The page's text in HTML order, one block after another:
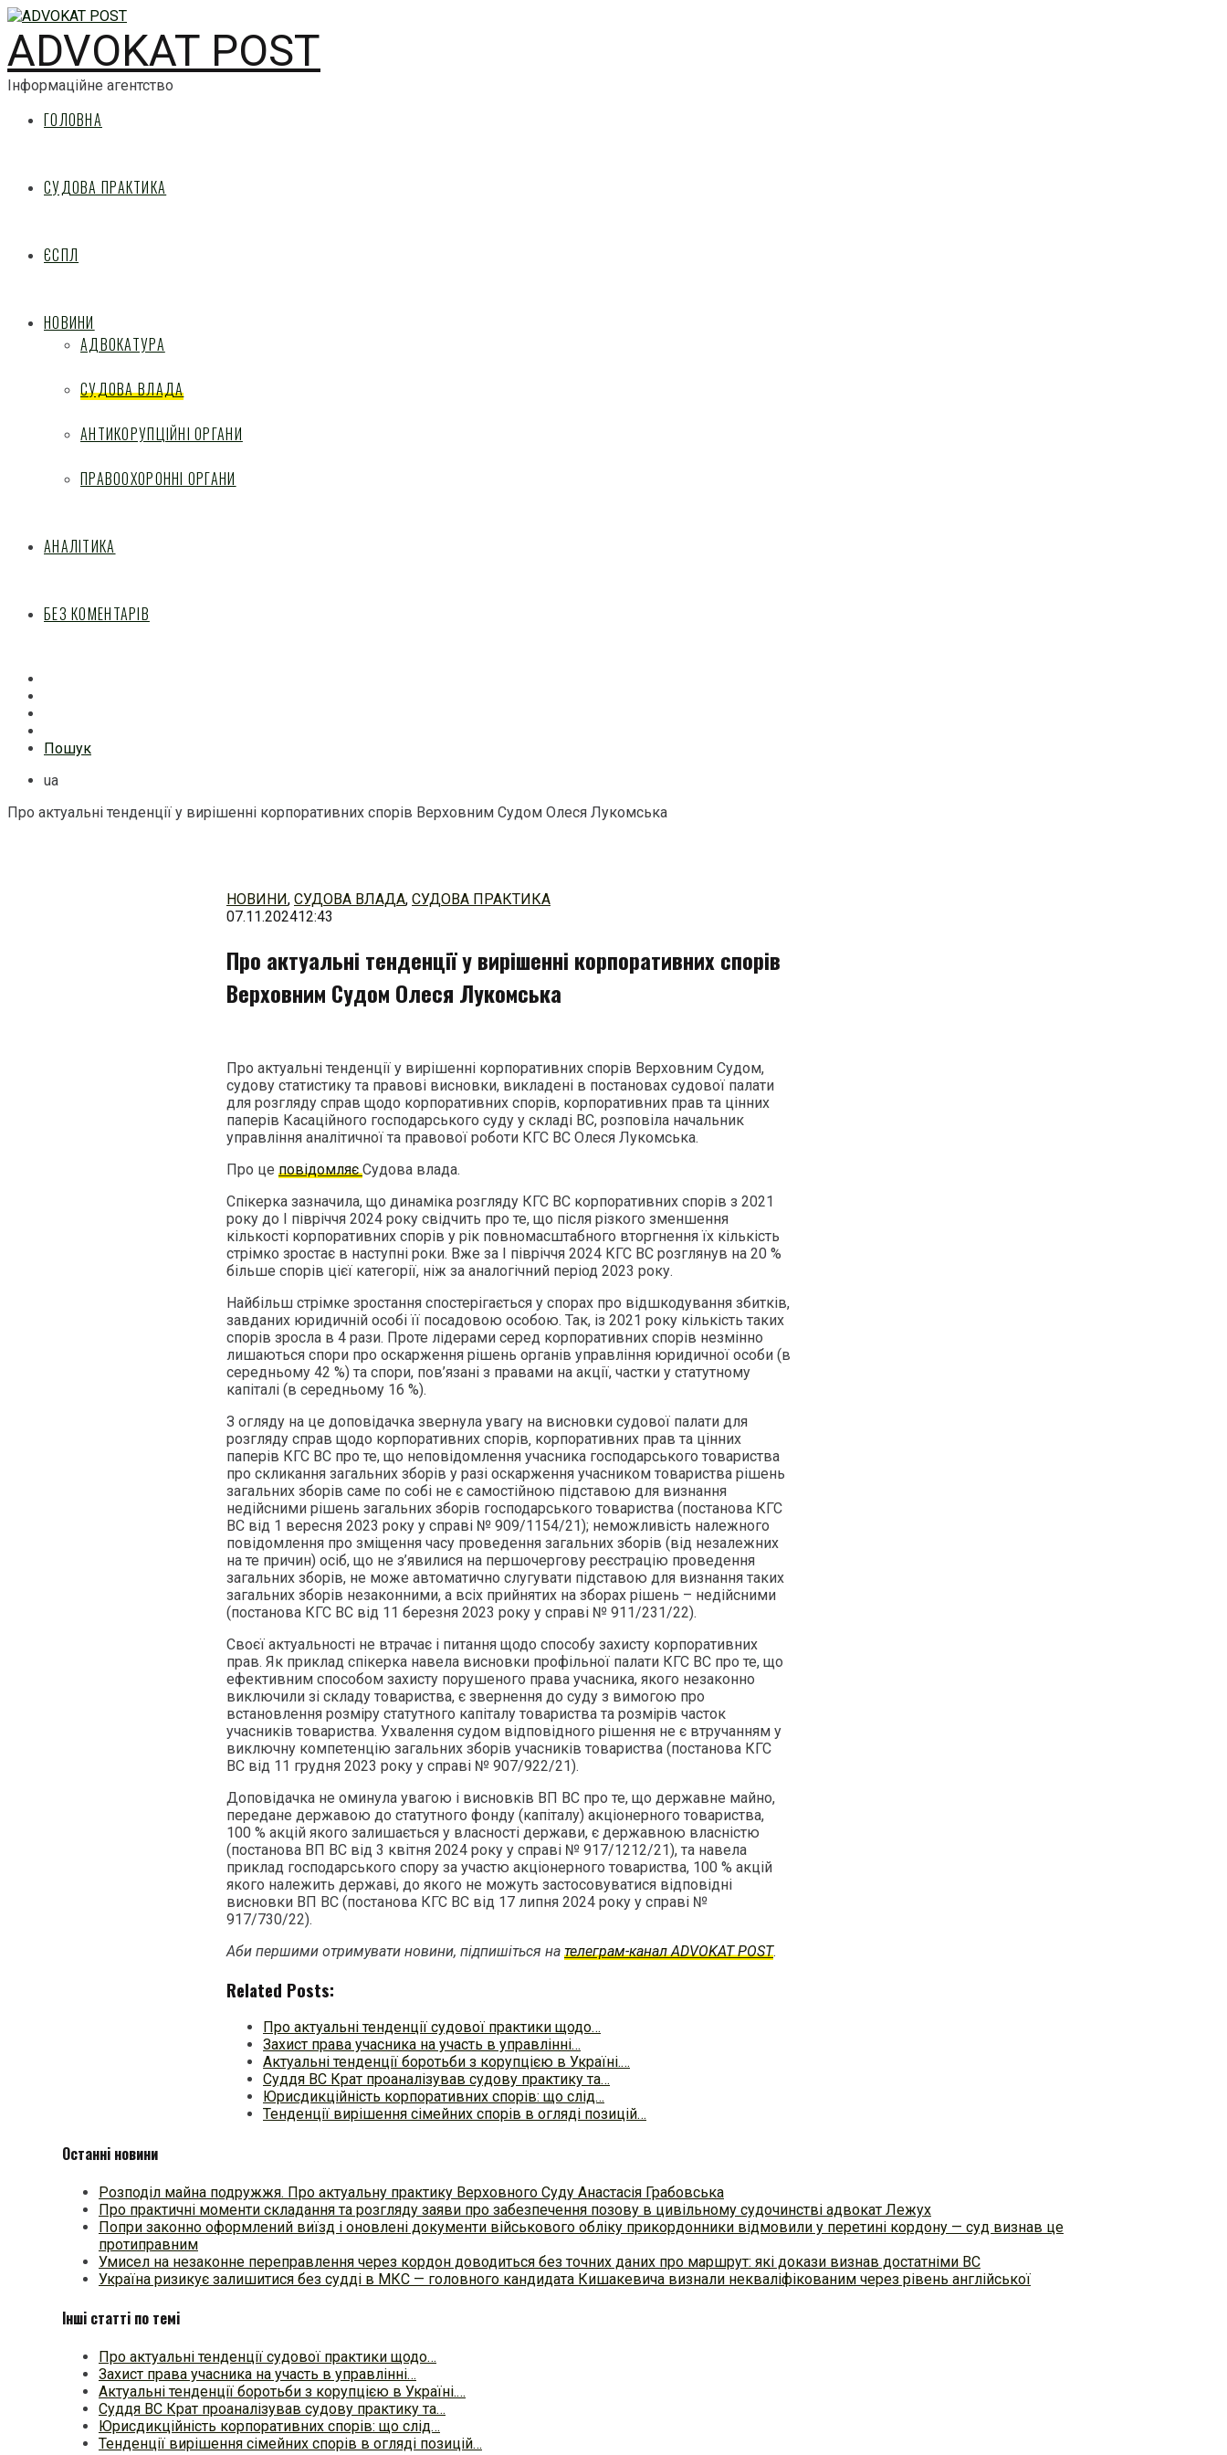
ADVOKAT POST
Інформаційне агентство
ГОЛОВНА
СУДОВА ПРАКТИКА
ЄСПЛ
НОВИНИ
АДВОКАТУРА
СУДОВА ВЛАДА
АНТИКОРУПЦІЙНІ ОРГАНИ
ПРАВООХОРОННІ ОРГАНИ
АНАЛІТИКА
БЕЗ КОМЕНТАРІВ
Пошук
ua
Про актуальні тенденції у вирішенні корпоративних спорів Верховним Судом Олеся Лукомська
НОВИНИ, СУДОВА ВЛАДА, СУДОВА ПРАКТИКА
07.11.202412:43
Про актуальні тенденції у вирішенні корпоративних спорів
Верховним Судом Олеся Лукомська
Про актуальні тенденції у вирішенні корпоративних спорів Верховним Судом,
судову статистику та правові висновки, викладені в постановах судової палати
для розгляду справ щодо корпоративних спорів, корпоративних прав та цінних
паперів Касаційного господарського суду у складі ВС, розповіла начальник
управління аналітичної та правової роботи КГС ВС Олеся Лукомська.
Про це повідомляєСудова влада.
Спікерка зазначила, що динаміка розгляду КГС ВС корпоративних спорів з 2021
року до І півріччя 2024 року свідчить про те, що після різкого зменшення
кількості корпоративних спорів у рік повномасштабного вторгнення їх кількість
стрімко зростає в наступні роки. Вже за І півріччя 2024 КГС ВС розглянув на 20 %
більше спорів цієї категорії, ніж за аналогічний період 2023 року.
Найбільш стрімке зростання спостерігається у спорах про відшкодування збитків,
завданих юридичній особі її посадовою особою. Так, із 2021 року кількість таких
спорів зросла в 4 рази. Проте лідерами серед корпоративних спорів незмінно
лишаються спори про оскарження рішень органів управління юридичної особи (в
середньому 42 %) та спори, пов’язані з правами на акції, частки у статутному
капіталі (в середньому 16 %).
З огляду на це доповідачка звернула увагу на висновки судової палати для
розгляду справ щодо корпоративних спорів‚ корпоративних прав та цінних
паперів КГС ВС про те, що неповідомлення учасника господарського товариства
про скликання загальних зборів у разі оскарження учасником товариства рішень
загальних зборів саме по собі не є самостійною підставою для визнання
недійсними рішень загальних зборів господарського товариства (постанова КГС
ВС від 1 вересня 2023 року у справі № 909/1154/21); неможливість належного
повідомлення про зміщення часу проведення загальних зборів (від незалежних
на те причин) осіб, що не з’явилися на першочергову реєстрацію проведення
загальних зборів, не може автоматично слугувати підставою для визнання таких
загальних зборів незаконними, а всіх прийнятих на зборах рішень – недійсними
(постанова КГС ВС від 11 березня 2023 року у справі № 911/231/22).
Своєї актуальності не втрачає і питання щодо способу захисту корпоративних
прав. Як приклад спікерка навела висновки профільної палати КГС ВС про те, що
ефективним способом захисту порушеного права учасника, якого незаконно
виключили зі складу товариства, є звернення до суду з вимогою про
встановлення розміру статутного капіталу товариства та розмірів часток
учасників товариства. Ухвалення судом відповідного рішення не є втручанням у
виключну компетенцію загальних зборів учасників товариства (постанова КГС
ВС від 11 грудня 2023 року у справі № 907/922/21).
Доповідачка не оминула увагою і висновків ВП ВС про те, що державне майно,
передане державою до статутного фонду (капіталу) акціонерного товариства,
100 % акцій якого залишається у власності держави, є державною власністю
(постанова ВП ВС від 3 квітня 2024 року у справі № 917/1212/21), та навела
приклад господарського спору за участю акціонерного товариства, 100 % акцій
якого належить державі, до якого не можуть застосовуватися відповідні
висновки ВП ВС (постанова КГС ВС від 17 липня 2024 року у cправі №
917/730/22).
Аби першими отримувати новини, підпишіться на телеграм-канал ADVOKAT POST.
Related Posts:
Про актуальні тенденції судової практики щодо…
Захист права учасника на участь в управлінні…
Актуальні тенденції боротьби з корупцією в Україні.…
Суддя ВС Крат проаналізував судову практику та…
Юрисдикційність корпоративних спорів: що слід…
Тенденції вирішення сімейних спорів в огляді позицій…
Останні новини
Розподіл майна подружжя. Про актуальну практику Верховного Суду Анастасія Грабовська
Про практичні моменти складання та розгляду заяви про забезпечення позову в цивільному судочинстві адвокат Лежух
Попри законно оформлений виїзд і оновлені документи військового обліку прикордонники відмовили у перетині кордону — суд визнав це
протиправним
Умисел на незаконне переправлення через кордон доводиться без точних даних про маршрут: які докази визнав достатніми ВС
Україна ризикує залишитися без судді в МКС — головного кандидата Кишакевича визнали некваліфікованим через рівень англійської
Інші статті по темі
Про актуальні тенденції судової практики щодо…
Захист права учасника на участь в управлінні…
Актуальні тенденції боротьби з корупцією в Україні.…
Суддя ВС Крат проаналізував судову практику та…
Юрисдикційність корпоративних спорів: що слід…
Тенденції вирішення сімейних спорів в огляді позицій…